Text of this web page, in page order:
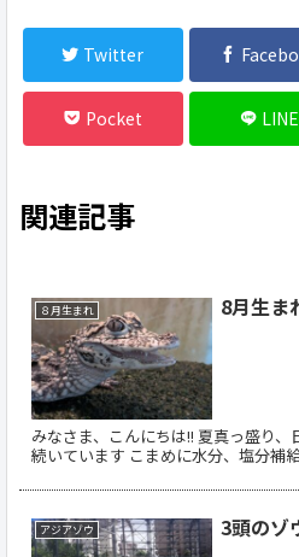
Twitter
Pocket LINE
関連記事
８月生まれ 8月生ま
みなさま、こんにちは!! 夏真っ盛り
続いています こまめに水分、塩分補
アジアゾウ 3頭のゾ